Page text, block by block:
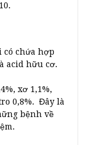
có chứa hợp
acid hữu cơ.
xơ 1,1%,
0,8%. Đây là
bệnh về